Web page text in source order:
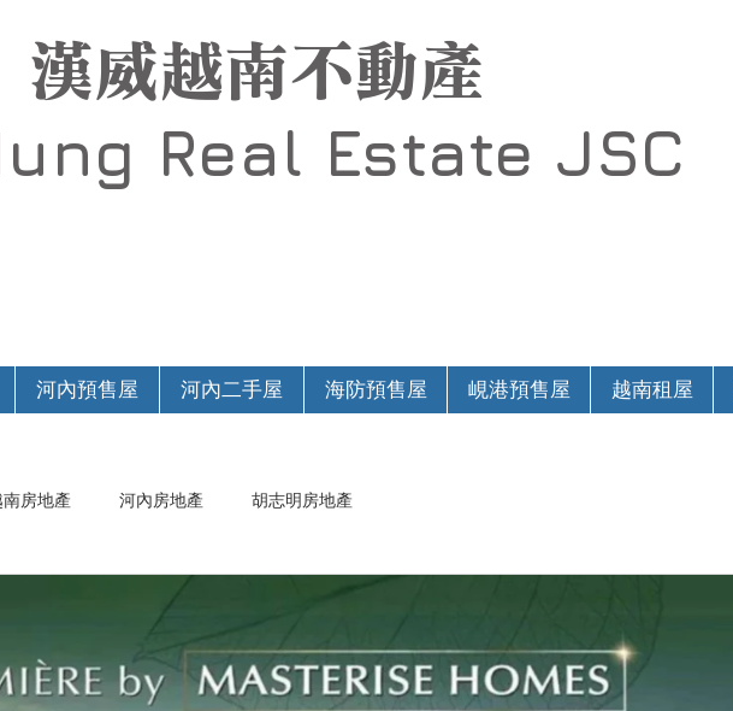
漢威越南不動產
Real Estate JSC
河內預售屋 河內二手屋 海防預售屋 峴港預售屋 越南租屋
南房地產 河內房地產 胡志明房地產